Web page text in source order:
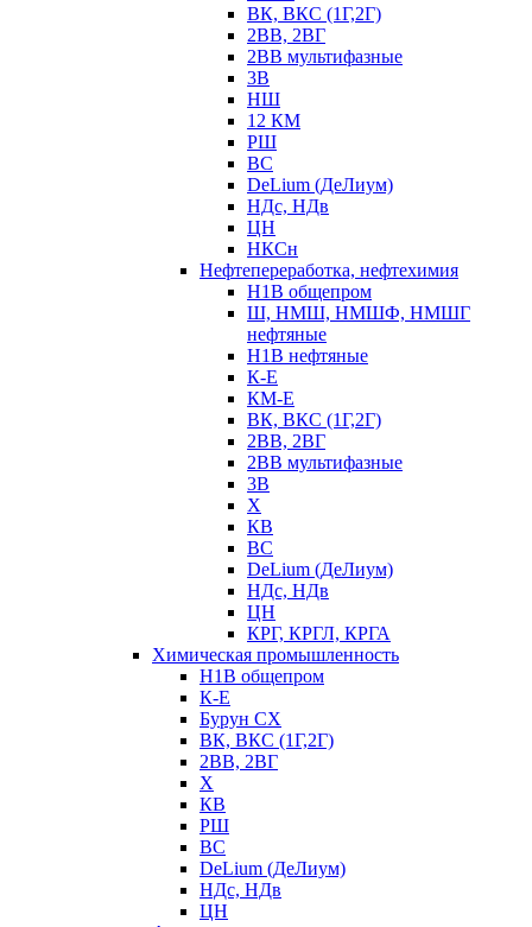
ВК, ВКС (1Г,2Г)
2ВВ, 2ВГ
2ВВ мультифазные
3В
НШ
12 КМ
РШ
ВС
DeLium (ДеЛиум)
НДс, НДв
ЦН
НКСн
Нефтепереработка, нефтехимия
Н1В общепром
Ш, НМШ, НМШФ, НМШГ
нефтяные
Н1В нефтяные
К-Е
КМ-Е
ВК, ВКС (1Г,2Г)
2ВВ, 2ВГ
2ВВ мультифазные
3В
Х
КВ
ВС
DeLium (ДеЛиум)
НДс, НДв
ЦН
КРГ, КРГЛ, КРГА
Химическая промышленность
Н1В общепром
К-Е
Бурун СХ
ВК, ВКС (1Г,2Г)
2ВВ, 2ВГ
Х
КВ
РШ
ВС
DeLium (ДеЛиум)
НДс, НДв
ЦН